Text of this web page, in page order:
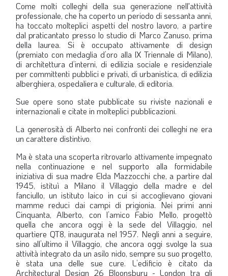
Come molti colleghi della sua generazione nell'attività
professionale, che ha coperto un periodo di sessanta anni,
ha toccato molteplici aspetti del nostro lavoro, a partire
dal praticantato presso lo studio di Marco Zanuso, prima
della laurea. Si è occupato attivamente di design
(premiato con medaglia d’oro alla IX Triennale di Milano),
di architettura d’interni, di edilizia sociale e residenziale
per committenti pubblici e privati, di urbanistica, di edilizia
alberghiera, ospedaliera e culturale, di editoria.
Sue opere sono state pubblicate su riviste nazionali e
internazionali e citate in molteplici pubblicazioni.
La generosità di Alberto nei confronti dei colleghi ne era
un carattere distintivo.
Ma è stata una scoperta ritrovarlo attivamente impegnato
nella continuazione e nel supporto alla formidabile
iniziativa di sua madre Elda Mazzocchi che, a partire dal
1945, istituì a Milano il Villaggio della madre e del
fanciullo, un istituto laico in cui si accoglievano giovani
mamme reduci dai campi di prigionia. Nei primi anni
Cinquanta, Alberto, con l’amico Fabio Mello, progettò
quella che ancora oggi è la sede del Villaggio, nel
quartiere QT8, inaugurata nel 1957. Negli anni a seguire,
sino all’ultimo il Villaggio, che ancora oggi svolge la sua
attività integrato da un asilo nido, sempre su suo progetto,
è stata una delle sue cure. L’edificio è citato da
Architectural Design 26 Bloonsbury - London tra gli